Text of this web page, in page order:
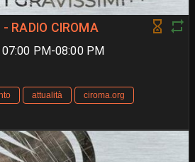
RADIO CIROMA
07:00 PM-08:00 PM
attualità
ciroma.org